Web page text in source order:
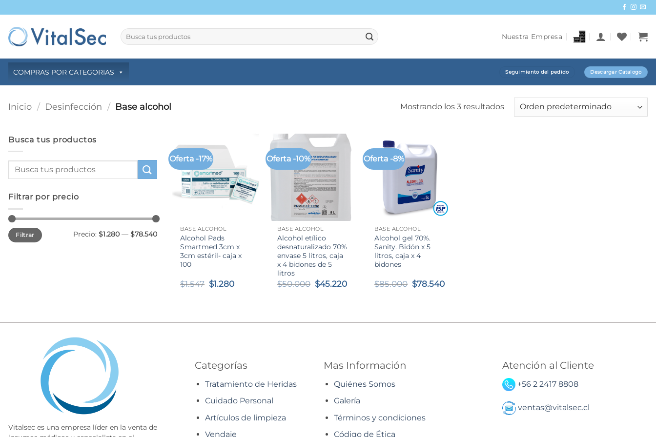
al
contenido
Buscar
por:
Nuestra Empresa
COMPRAS POR CATEGORIAS Seguimiento del pedido Descargar Catalogo
Inicio / Desinfección / Base alcohol Mostrando los 3 resultados
Busca tus productos
Filtrar por precio
Precio
mínimo
Precio
máximo
Filtrar Precio: $1.280 — $78.540
Oferta -17%
BASE ALCOHOL
Alcohol Pads
Smartmed 3cm x
3cm estéril- caja x
100
$1.547 El
$1.280El
Oferta -10%
BASE ALCOHOL
Alcohol etílico
desnaturalizado 70%
envase 5 litros, caja
x 4 bidones de 5
litros
$50.000 El
$45.220El
Oferta -8%
BASE ALCOHOL
Alcohol gel 70%.
Sanity. Bidón x 5
litros, caja x 4
bidones
$85.000 El
$78.540El
Vitalsec es una empresa líder en la venta de
Categorías
Tratamiento de Heridas
Cuidado Personal
Artículos de limpieza
Vendaje
Mas Información
Quiénes Somos
Galería
Términos y condiciones
Código de Ética
Atención al Cliente
+56 2 2417 8808
ventas@vitalsec.cl